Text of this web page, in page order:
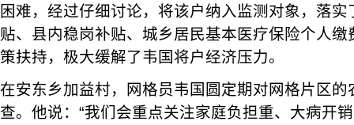
困难，经过仔细讨论，将该户纳入监测对象，落
贴、县内稳岗补贴、城乡居民基本医疗保险个人
策扶持，极大缓解了韦国将户经济压力。
在安东乡加益村，网格员韦国圆定期对网格片区的
查。他说：“我们会重点关注家庭负担重、大病开